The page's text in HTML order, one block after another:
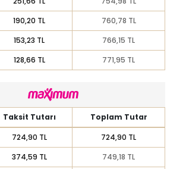
190,20 TL
760,78 TL
153,23 TL
766,15 TL
128,66 TL 771,95 TL
Taksit Tutarı
Toplam Tutar
724,90 TL
724,90 TL
374,59 TL
749,18 TL